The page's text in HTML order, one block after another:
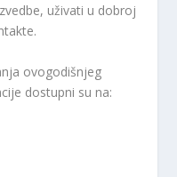
uživati ​​u dobroj
ovogodišnjeg
dostupni su na: